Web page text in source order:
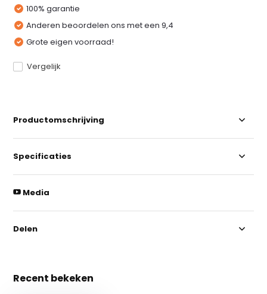
100% garantie
Anderen beoordelen ons met een 9,4
Grote eigen voorraad!
Vergelijk
Productomschrijving
Specificaties
Media
Delen
Recent bekeken